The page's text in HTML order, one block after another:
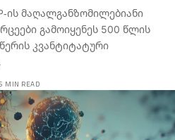
ის მაღალგანზომილებიანი
გამოიყენეს 500 წლის
კვანტიტატური
MIN READ